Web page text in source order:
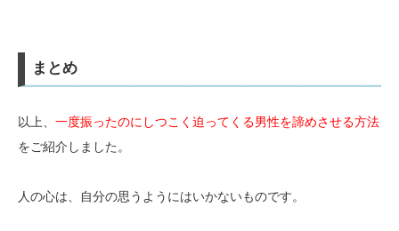
まとめ
以上、 一度振ったのにしつこく迫ってくる男性を諦めさせる方法
をご紹介しました。
人の心は、自分の思うようにはいかないものです。